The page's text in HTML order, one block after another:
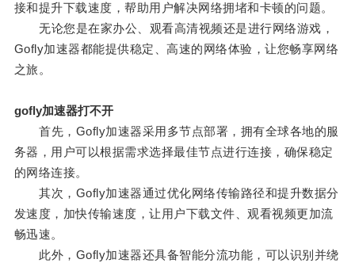
接和提升下载速度，帮助用户解决网络拥堵和卡顿的问题。
无论您是在家办公、观看高清视频还是进行网络游戏，
Gofly加速器都能提供稳定、高速的网络体验，让您畅享网络
之旅。
gofly加速器打不开
首先，Gofly加速器采用多节点部署，拥有全球各地的服
务器，用户可以根据需求选择最佳节点进行连接，确保稳定
的网络连接。
其次，Gofly加速器通过优化网络传输路径和提升数据分
发速度，加快传输速度，让用户下载文件、观看视频更加流
畅迅速。
此外，Gofly加速器还具备智能分流功能，可以识别并绕